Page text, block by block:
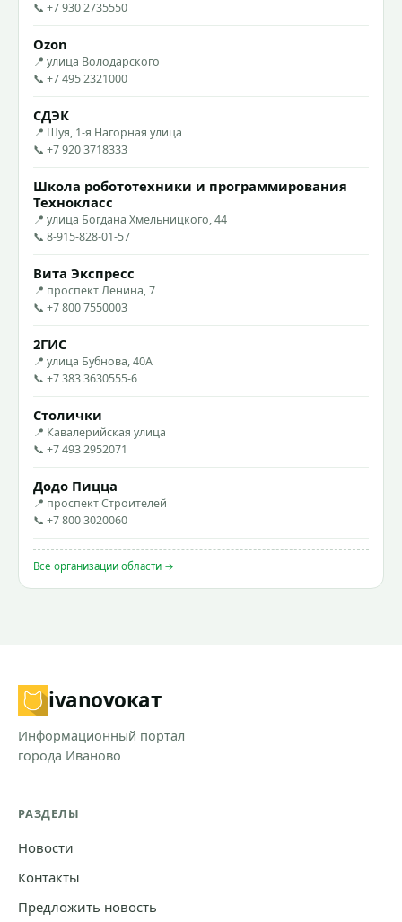
📞 +7 930 2735550
Ozon
📍 улица Володарского
📞 +7 495 2321000
СДЭК
📍 Шуя, 1-я Нагорная улица
📞 +7 920 3718333
Школа робототехники и программирования
Технокласс
📍 улица Богдана Хмельницкого, 44
📞 8-915-828-01-57
Вита Экспресс
📍 проспект Ленина, 7
📞 +7 800 7550003
2ГИС
📍 улица Бубнова, 40А
📞 +7 383 3630555-6
Столички
📍 Кавалерийская улица
📞 +7 493 2952071
Додо Пицца
📍 проспект Строителей
📞 +7 800 3020060
Все организации области →
ivanovoкат
Информационный портал
города Иваново
РАЗДЕЛЫ
Новости
Контакты
Предложить новость